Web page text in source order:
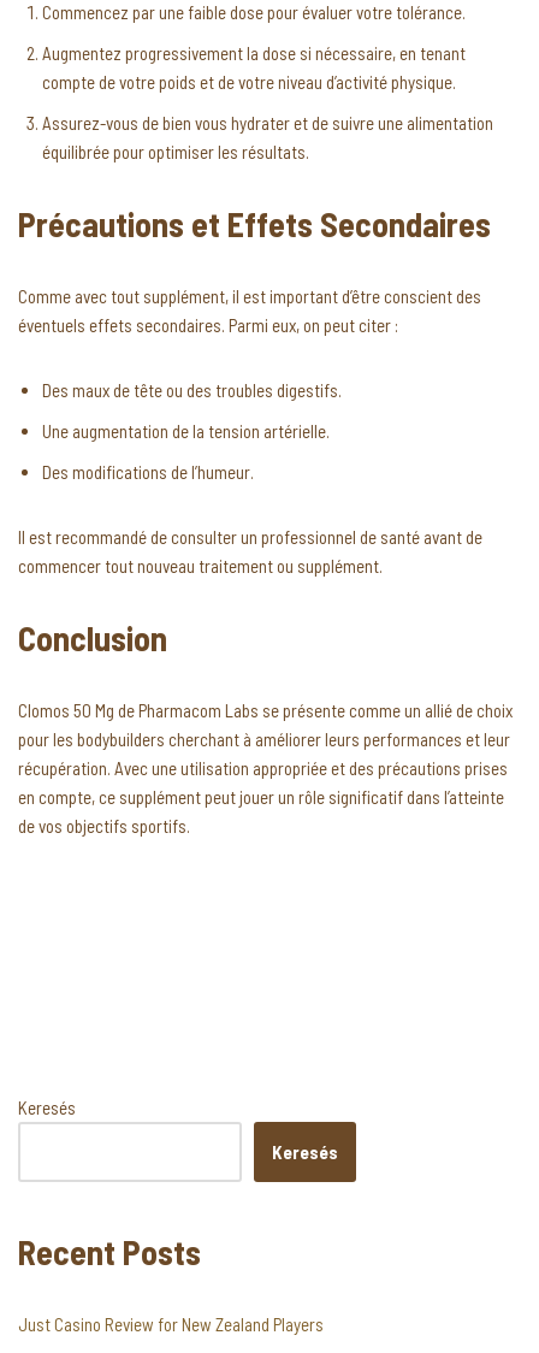
Commencez par une faible dose pour évaluer votre tolérance.
Augmentez progressivement la dose si nécessaire, en tenant
compte de votre poids et de votre niveau d’activité physique.
Assurez-vous de bien vous hydrater et de suivre une alimentation
équilibrée pour optimiser les résultats.
Précautions et Effets Secondaires
Comme avec tout supplément, il est important d’être conscient des
éventuels effets secondaires. Parmi eux, on peut citer :
Des maux de tête ou des troubles digestifs.
Une augmentation de la tension artérielle.
Des modifications de l’humeur.
Il est recommandé de consulter un professionnel de santé avant de
commencer tout nouveau traitement ou supplément.
Conclusion
Clomos 50 Mg de Pharmacom Labs se présente comme un allié de choix
pour les bodybuilders cherchant à améliorer leurs performances et leur
récupération. Avec une utilisation appropriée et des précautions prises
en compte, ce supplément peut jouer un rôle significatif dans l’atteinte
de vos objectifs sportifs.
Keresés
Keresés
Recent Posts
Just Casino Review for New Zealand Players